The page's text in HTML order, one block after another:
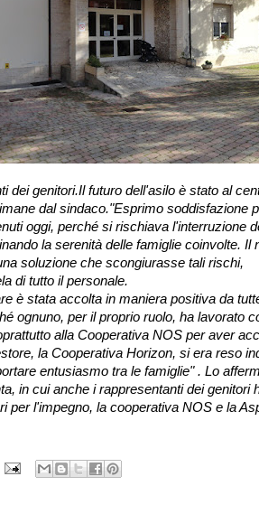
dei genitori.Il futuro dell'asilo è stato al
dal sindaco."Esprimo soddisfazione
oggi, perché si rischiava l'interruzione
la serenità delle famiglie coinvolte. Il
soluzione che scongiurasse tali rischi,
di tutto il personale.
è stata accolta in maniera positiva da
ognuno, per il proprio ruolo, ha lavorato
alla Cooperativa NOS per aver
la Cooperativa Horizon, si era reso
entusiasmo tra le famiglie" . Lo
in cui anche i rappresentanti dei genitori
per l'impegno, la cooperativa NOS e la